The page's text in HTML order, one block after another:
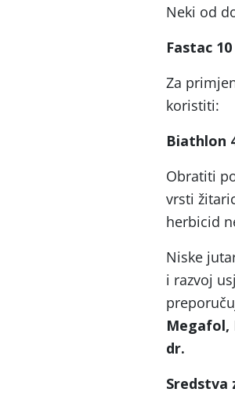
Neki od
Fastac
Za
koristiti:
Biathlon
Obratiti
vrsti
herbicid
Niske
i razvoj
Megafol,
dr.